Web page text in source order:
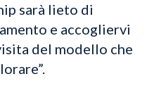
sarà lieto di
e accogliervi
del modello che